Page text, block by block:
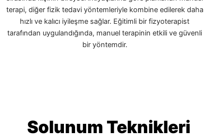
terapi, diğer fizik tedavi yöntemleriyle kombine edilerek daha
hızlı ve kalıcı iyileşme sağlar. Eğitimli bir fizyoterapist
tarafından uygulandığında, manuel terapinin etkili ve güvenli
bir yöntemdir.
Solunum Teknikleri